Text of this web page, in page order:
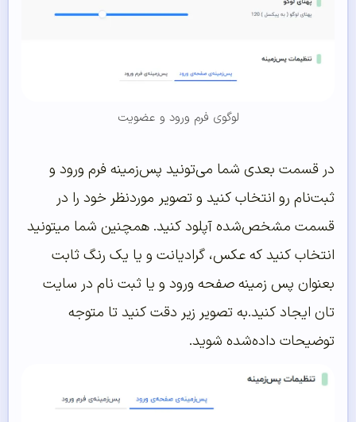
لوگوی فرم ورود و عضویت
در قسمت بعدی شما می‌تونید پس‌زمینه فرم ورود و
ثبت‌نام رو انتخاب کنید و تصویر موردنظر خود را در
قسمت مشخص‌شده آپلود کنید. همچنین شما میتونید
انتخاب کنید که عکس، گرادیانت و یا یک رنگ ثابت
بعنوان پس زمینه صفحه ورود و یا ثبت نام در سایت
تان ایجاد کنید.به تصویر زیر دقت کنید تا متوجه
توضیحات داده‌شده شوید.